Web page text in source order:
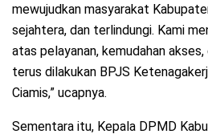
mewujudkan masyarakat
sejahtera, dan terlindungi. Kami
atas pelayanan, kemudahan
terus dilakukan BPJS
Ciamis,” ucapnya.
Sementara itu, Kepala DPMD